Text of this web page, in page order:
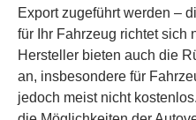
Export zugeführt werden –
für Ihr Fahrzeug richtet sich
Hersteller bieten auch die
an, insbesondere für
jedoch meist nicht